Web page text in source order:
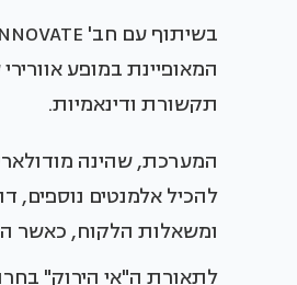
המאופיינת במופע
תקשורת ודינאמיות.
המערכת, שהינה
להכיל אלמנטים נוספים,
ומשאלות הלקוח, כאשר